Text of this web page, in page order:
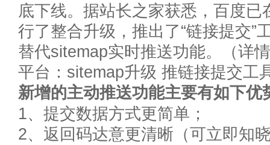
底下线。据站长之家获悉，百度
行了整合升级，推出了“链接提交”
替代sitemap实时推送功能。（详
平台：sitemap升级 推链接提交工
新增的主动推送功能主要有如下优
1、提交数据方式更简单；
2、返回码达意更清晰（可立即知